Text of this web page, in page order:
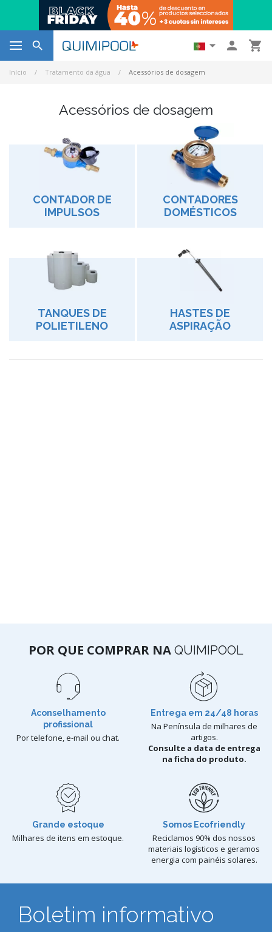
   
Início Tratamento da água Acessórios de dosagem
Acessórios de dosagem
CONTADOR DE
IMPULSOS
CONTADORES
DOMÉSTICOS
TANQUES DE
POLIETILENO
HASTES DE
ASPIRAÇÃO
POR QUE COMPRAR NA QUIMIPOOL
Aconselhamento
profissional
Por telefone, e-mail ou chat.
Entrega em 24/48 horas
Na Península de milhares de
artigos.
Consulte a data de entrega
na ficha do produto.
Grande estoque
Milhares de itens em estoque.
Somos Ecofriendly
Reciclamos 90% dos nossos
materiais logísticos e geramos
energia com painéis solares.
Boletim informativo